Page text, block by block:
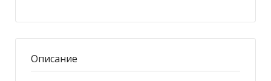
Описание